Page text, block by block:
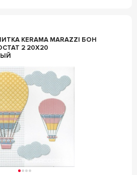
KERAMA MARAZZI БОН